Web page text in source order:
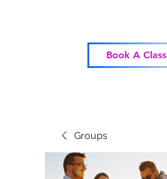
Book A Class
Groups